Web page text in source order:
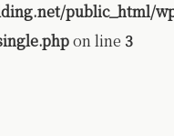
public_html/
on line 3